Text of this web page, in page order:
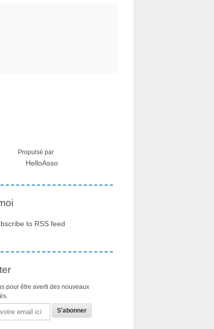
Propulsé par
HelloAsso
to RSS feed
pour être averti des nouveaux